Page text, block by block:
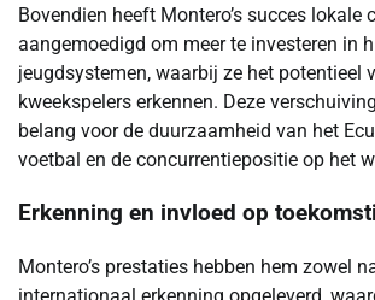
Bovendien heeft Montero’s succes lokale
aangemoedigd om meer te investeren in
jeugdsystemen, waarbij ze het potentieel
kweekspelers erkennen. Deze
belang voor de duurzaamheid van het
voetbal en de concurrentiepositie op het
Erkenning en invloed op
Montero’s prestaties hebben hem zowel